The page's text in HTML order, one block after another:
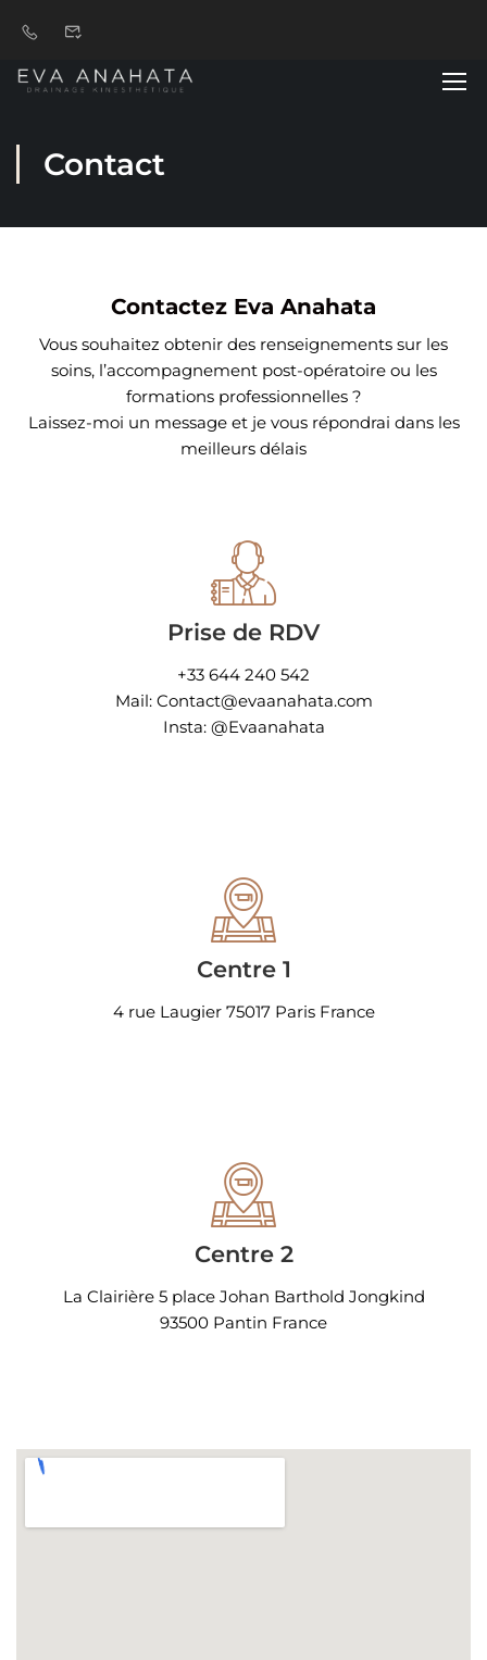
Contact
Contactez Eva Anahata
Vous souhaitez obtenir des renseignements sur les
soins, l’accompagnement post-opératoire ou les
formations professionnelles ?
Laissez-moi un message et je vous répondrai dans les
meilleurs délais
Prise de RDV
+33 644 240 542
Mail: Contact@evaanahata.com
Insta: @Evaanahata
Centre 1
4 rue Laugier 75017 Paris France
Centre 2
La Clairière 5 place Johan Barthold Jongkind
93500 Pantin France